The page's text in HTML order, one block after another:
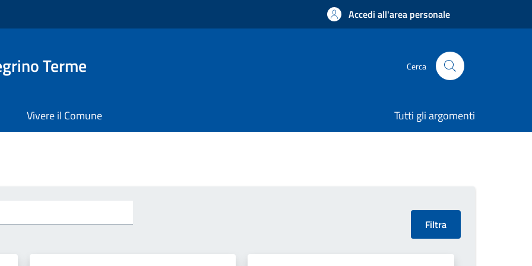
Accedi all'area personale
Terme Cerca
Vivere il Comune Tutti gli argomenti